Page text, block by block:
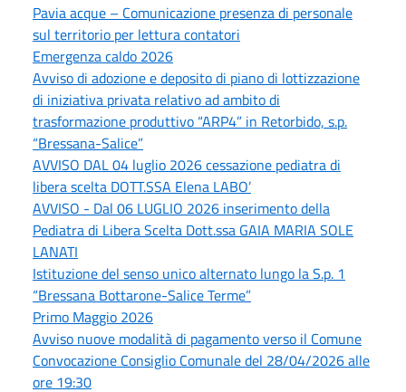
Pavia acque – Comunicazione presenza di personale
sul territorio per lettura contatori
Emergenza caldo 2026
Avviso di adozione e deposito di piano di lottizzazione
di iniziativa privata relativo ad ambito di
trasformazione produttivo “ARP4” in Retorbido, s.p.
“Bressana-Salice”
AVVISO DAL 04 luglio 2026 cessazione pediatra di
libera scelta DOTT.SSA Elena LABO’
AVVISO - Dal 06 LUGLIO 2026 inserimento della
Pediatra di Libera Scelta Dott.ssa GAIA MARIA SOLE
LANATI
Istituzione del senso unico alternato lungo la S.p. 1
“Bressana Bottarone-Salice Terme”
Primo Maggio 2026
Avviso nuove modalità di pagamento verso il Comune
Convocazione Consiglio Comunale del 28/04/2026 alle
ore 19:30